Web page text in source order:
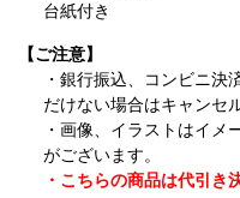
台紙付き
【ご注意】
・銀行振込、コンビニ決
だけない場合はキャンセ
・画像、イラストはイメ
がございます。
・こちらの商品は代引き